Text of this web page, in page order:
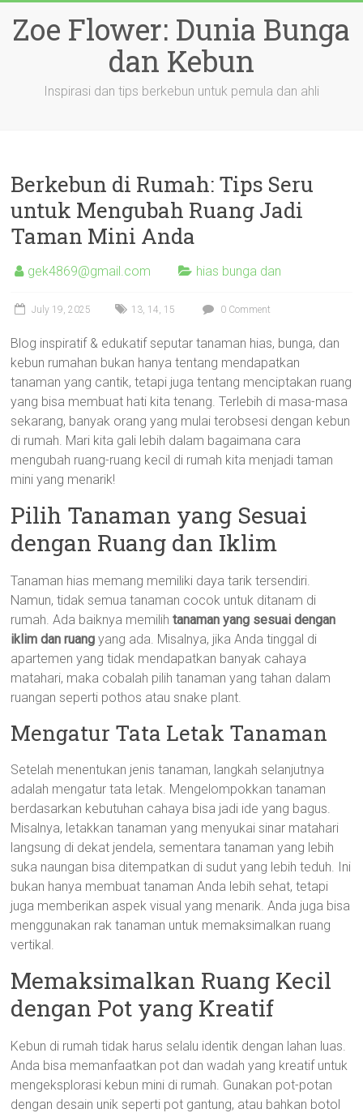
content
Zoe Flower: Dunia Bunga
dan Kebun
Inspirasi dan tips berkebun untuk pemula dan ahli
Berkebun di Rumah: Tips Seru
untuk Mengubah Ruang Jadi
Taman Mini Anda
gek4869@gmail.com hias bunga dan
July 19, 2025 13, 14, 15 0 Comment
Blog inspiratif & edukatif seputar tanaman hias, bunga, dan
kebun rumahan bukan hanya tentang mendapatkan
tanaman yang cantik, tetapi juga tentang menciptakan ruang
yang bisa membuat hati kita tenang. Terlebih di masa-masa
sekarang, banyak orang yang mulai terobsesi dengan kebun
di rumah. Mari kita gali lebih dalam bagaimana cara
mengubah ruang-ruang kecil di rumah kita menjadi taman
mini yang menarik!
Pilih Tanaman yang Sesuai
dengan Ruang dan Iklim
Tanaman hias memang memiliki daya tarik tersendiri.
Namun, tidak semua tanaman cocok untuk ditanam di
rumah. Ada baiknya memilihtanaman yang sesuai dengan
iklim dan ruang yang ada. Misalnya, jika Anda tinggal di
apartemen yang tidak mendapatkan banyak cahaya
matahari, maka cobalah pilih tanaman yang tahan dalam
ruangan seperti pothos atau snake plant.
Mengatur Tata Letak Tanaman
Setelah menentukan jenis tanaman, langkah selanjutnya
adalah mengatur tata letak. Mengelompokkan tanaman
berdasarkan kebutuhan cahaya bisa jadi ide yang bagus.
Misalnya, letakkan tanaman yang menyukai sinar matahari
langsung di dekat jendela, sementara tanaman yang lebih
suka naungan bisa ditempatkan di sudut yang lebih teduh. Ini
bukan hanya membuat tanaman Anda lebih sehat, tetapi
juga memberikan aspek visual yang menarik. Anda juga bisa
menggunakan rak tanaman untuk memaksimalkan ruang
vertikal.
Memaksimalkan Ruang Kecil
dengan Pot yang Kreatif
Kebun di rumah tidak harus selalu identik dengan lahan luas.
Anda bisa memanfaatkan pot dan wadah yang kreatif untuk
mengeksplorasi kebun mini di rumah. Gunakan pot-potan
dengan desain unik seperti pot gantung, atau bahkan botol